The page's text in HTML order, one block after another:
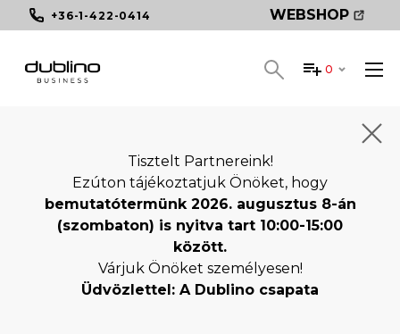
+36-1-422-0414 WEBSHOP
0
Tisztelt Partnereink!
Ezúton tájékoztatjuk Önöket, hogy
bemutatótermünk 2026. augusztus 8-án
(szombaton) is nyitva tart 10:00-15:00
között.
Várjuk Önöket személyesen!
Üdvözlettel: A Dublino csapata